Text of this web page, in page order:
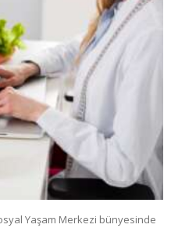
Yaşam Merkezi bünyesinde